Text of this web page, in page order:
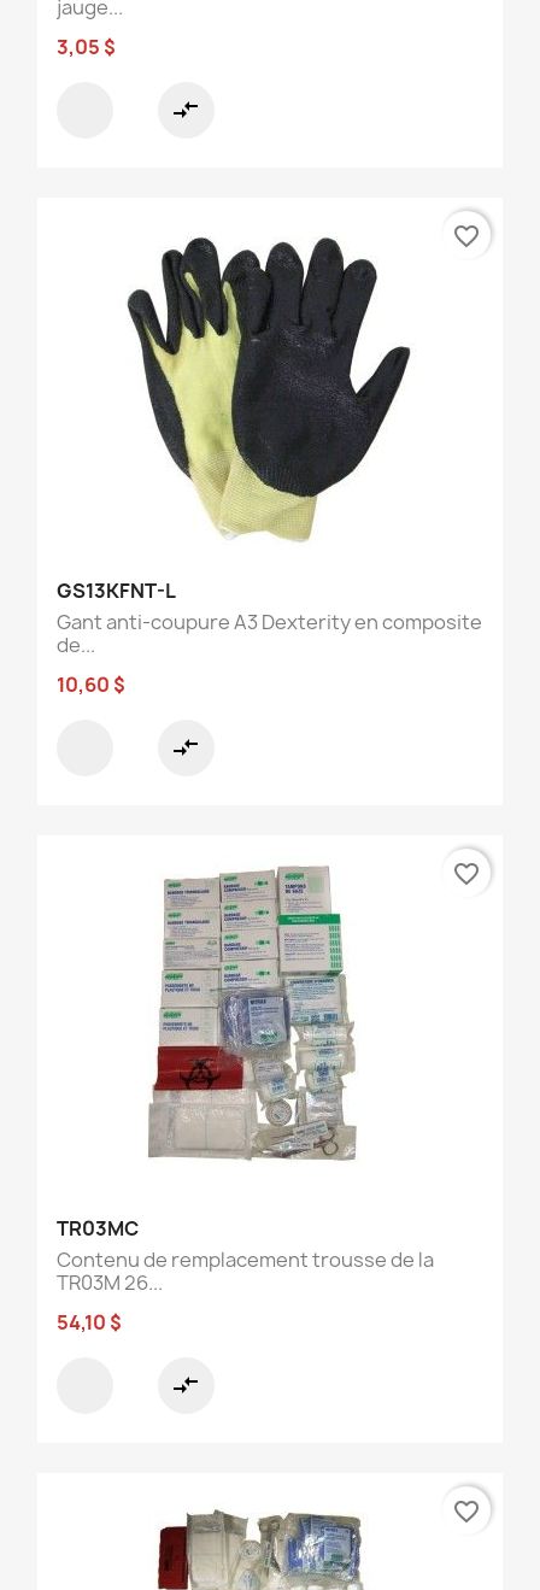
jauge...
3,05 $
compare_arrows
GS13KFNT-L
Gant anti-coupure A3 Dexterity en composite
de...
10,60 $
compare_arrows
favorite_border
TR03MC
Contenu de remplacement trousse de la
TR03M 26...
54,10 $
compare_arrows
favorite_border
favorite_border